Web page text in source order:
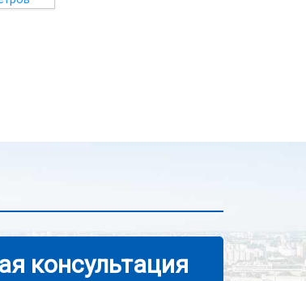
консультация